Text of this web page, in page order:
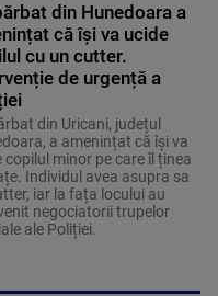
din Hunedoara a
că își va ucide
cu un cutter.
de urgență a
din Uricani, județul
a amenințat că își va
copilul minor pe care îl ținea
Individul avea asupra sa
iar la fața locului au
negociatorii trupelor
ale Poliției.